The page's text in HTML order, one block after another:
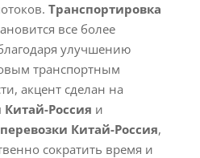
Транспортировка
все более
улучшению
транспортным
акцент сделан на
Россия и
Китай-Россия,
сократить время и